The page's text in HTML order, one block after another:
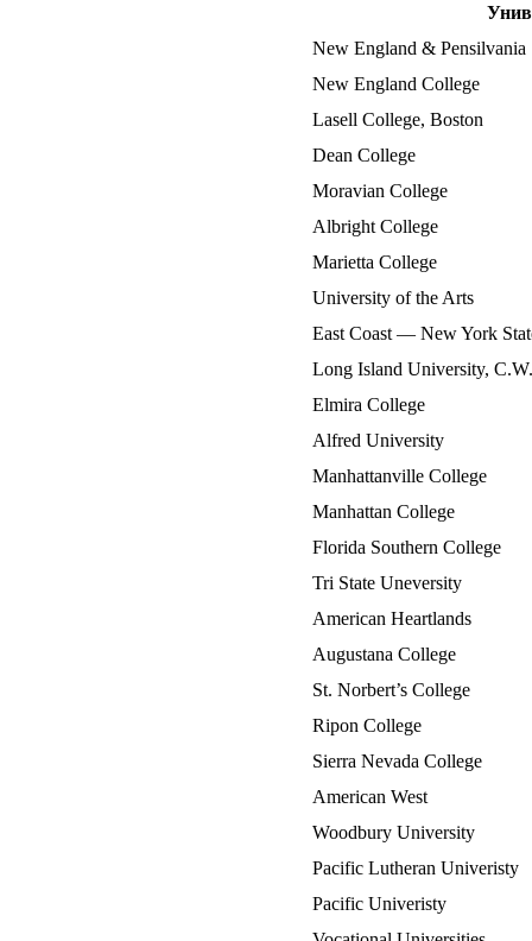
New England & Pensilvania
New England College
Lasell College, Boston
Dean College
Moravian College
Albright College
Marietta College
University of the Arts
East Coast — New York
Long Island University,
Elmira College
Alfred University
Manhattanville College
Manhattan College
Florida Southern College
Tri State Uneversity
American Heartlands
Augustana College
St. Norbert’s College
Ripon College
Sierra Nevada College
American West
Woodbury University
Pacific Lutheran Univeristy
Pacific Univeristy